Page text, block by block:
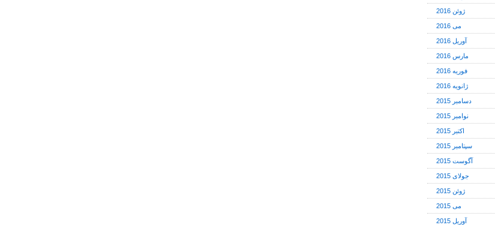
ژوئن 2016
می 2016
آوریل 2016
مارس 2016
فوریه 2016
ژانویه 2016
دسامبر 2015
نوامبر 2015
اکتبر 2015
سپتامبر 2015
آگوست 2015
جولای 2015
ژوئن 2015
می 2015
آوریل 2015